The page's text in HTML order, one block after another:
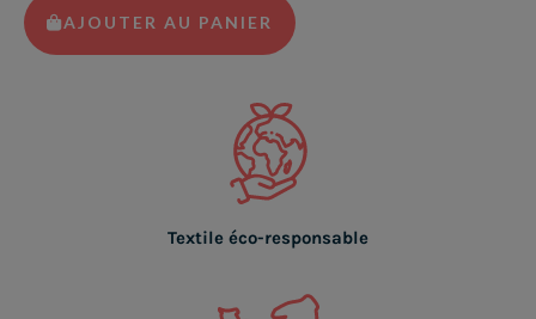
AJOUTER AU PANIER
Textile éco-responsable